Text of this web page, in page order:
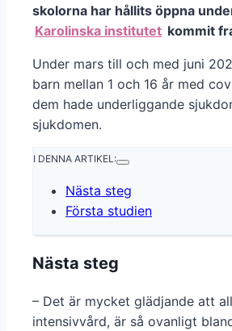
skolorna har hållits öppna
Karolinska institutet kommit
Under mars till och med juni
barn mellan 1 och 16 år med
dem hade underliggande
sjukdomen.
I DENNA ARTIKEL:
Nästa steg
Första studien
Nästa steg
– Det är mycket glädjande att
intensivvård, är så ovanligt